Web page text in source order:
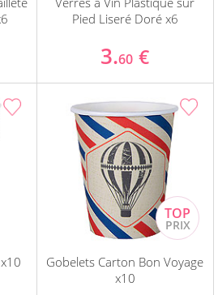
Pied Liseré Doré x6
3.60 €
Gobelets Carton Bon Voyage
x10